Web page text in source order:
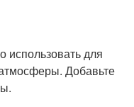
использовать для
Добавьте